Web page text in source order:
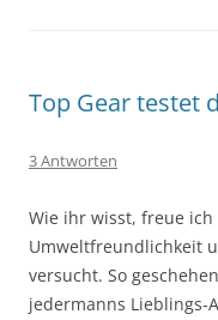
Top Gear testet
3 Antworten
Wie ihr wisst, freue
Umweltfreundlichkeit
versucht. So
jedermanns Lieblings-